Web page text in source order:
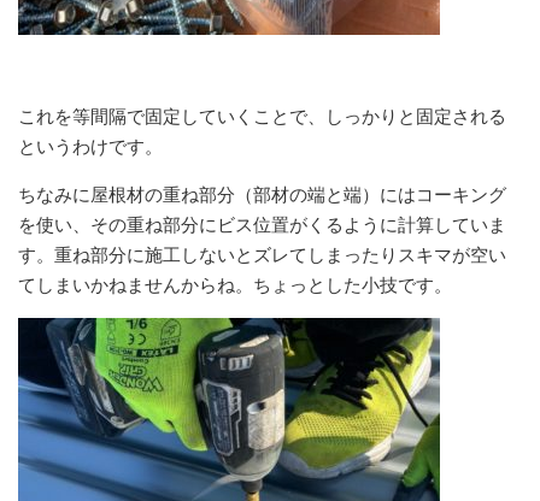
これを等間隔で固定していくことで、しっかりと固定される
というわけです。
ちなみに屋根材の重ね部分（部材の端と端）にはコーキング
を使い、その重ね部分にビス位置がくるように計算していま
す。重ね部分に施工しないとズレてしまったりスキマが空い
てしまいかねませんからね。ちょっとした小技です。